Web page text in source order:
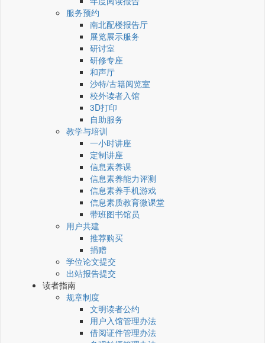
服务预约
南北配楼报告厅
展览展示服务
研讨室
研修专座
和声厅
沙特/古籍阅览室
校外读者入馆
3D打印
自助服务
教学与培训
一小时讲座
定制讲座
信息素养课
信息素养能力评测
信息素养手机游戏
信息素质教育微课堂
带班图书馆员
用户共建
推荐购买
捐赠
学位论文提交
出站报告提交
读者指南
规章制度
文明读者公约
用户入馆管理办法
借阅证件管理办法